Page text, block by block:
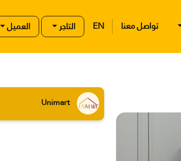
تواصل معنا EN التاجر العميل